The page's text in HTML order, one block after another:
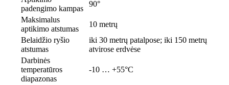
padengimo kampas
90°
Maksimalus
aptikimo atstumas
10 metrų
Belaidžio ryšio
atstumas
iki 30 metrų patalpose; iki 150 metrų
atvirose erdvėse
Darbinės
temperatūros
diapazonas
-10 … +55°C